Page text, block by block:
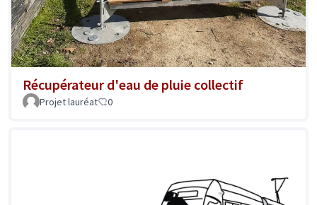
Récupérateur d'eau de pluie collectif
Projet lauréat 0